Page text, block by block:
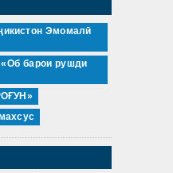
Эмомалӣ
барои рушди